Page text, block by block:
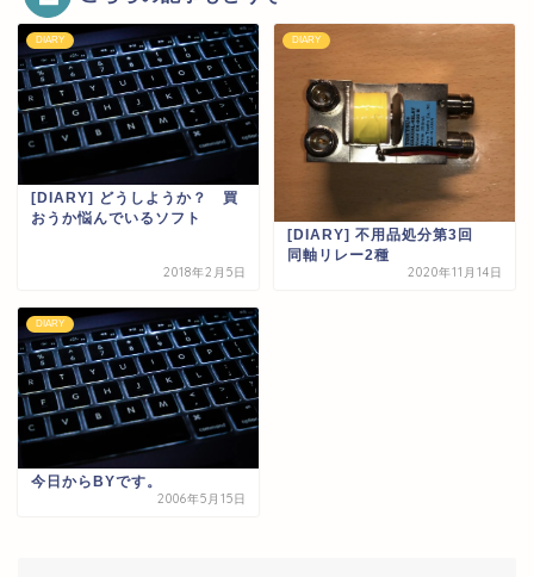
DIARY
[DIARY] どうしようか？ 買
おうか悩んでいるソフト
2018年2月5日
DIARY
[DIARY] 不用品処分第3回
同軸リレー2種
2020年11月14日
DIARY
今日からBYです。
2006年5月15日